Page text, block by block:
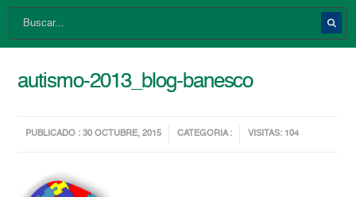
autismo-2013_blog-banesco
PUBLICADO : 30 OCTUBRE, 2015 CATEGORIA : VISITAS: 104